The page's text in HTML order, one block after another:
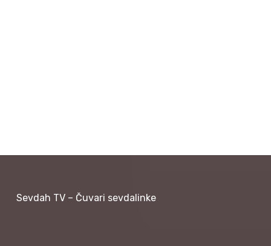
Sevdah TV – Čuvari sevdalinke